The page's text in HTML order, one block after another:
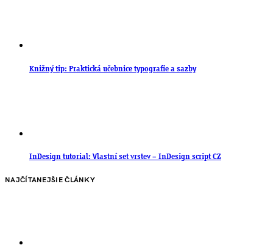
Knižný tip: Praktická učebnice typografie a sazby
InDesign tutorial: Vlastní set vrstev – InDesign script CZ
NAJČÍTANEJŠIE ČLÁNKY